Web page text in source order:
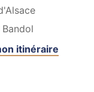
Bandol
itinéraire